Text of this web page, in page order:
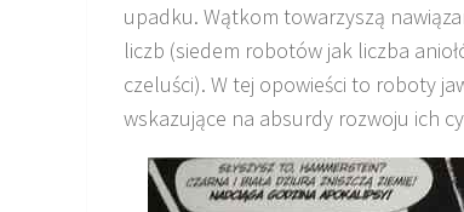
upadku. Wątkom towarzyszą
liczb (siedem robotów jak liczba
czeluści). W tej opowieści to roboty
wskazujące na absurdy rozwoju ich